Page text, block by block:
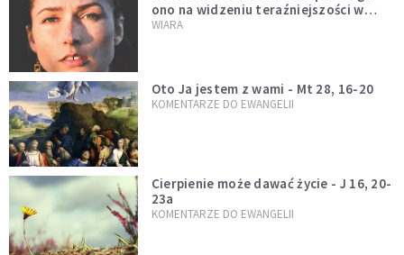
ono na widzeniu teraźniejszości w
świetle przeszłości Jezusa
WIARA
Oto Ja jestem z wami - Mt 28, 16-20
KOMENTARZE DO EWANGELII
Cierpienie może dawać życie - J 16, 20-
23a
KOMENTARZE DO EWANGELII